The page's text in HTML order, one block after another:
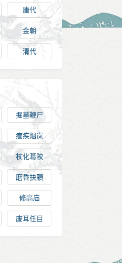
唐代
金朝
清代
掘墓鞭尸
痼疾烟岚
杖化葛陂
磨昏抉聩
修高庙
废耳任目